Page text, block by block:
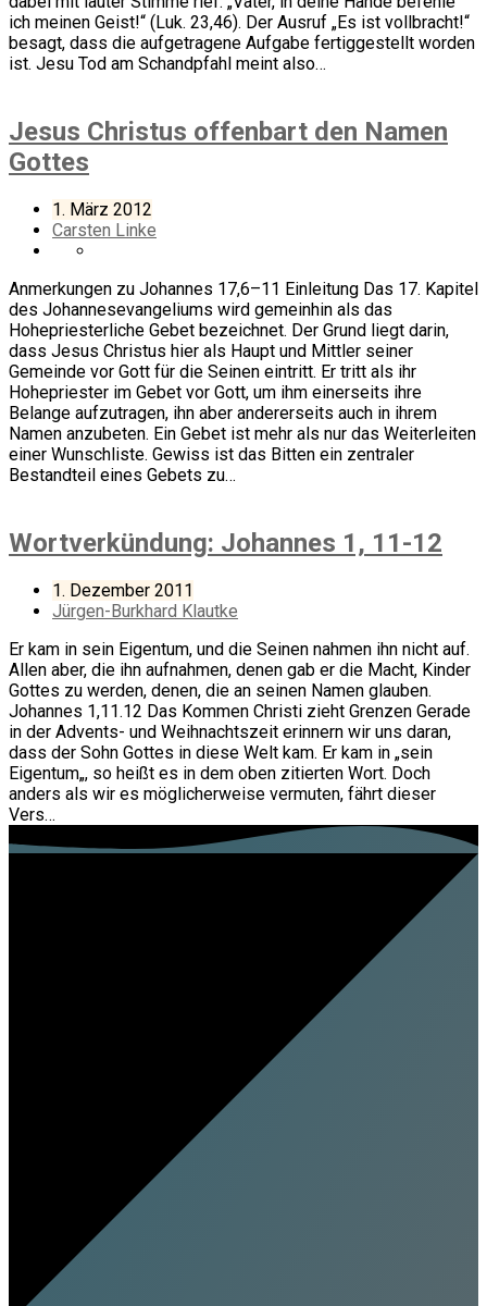
ich meinen Geist!“ (Luk. 23,46). Der Ausruf „Es ist vollbracht!“
besagt, dass die aufgetragene Aufgabe fertiggestellt worden
ist. Jesu Tod am Schandpfahl meint also…
Jesus Christus offenbart den Namen
Gottes
1. März 2012
Carsten Linke
Anmerkungen zu Johannes 17,6–11 Einleitung Das 17. Kapitel
des Johannesevangeliums wird gemeinhin als das
Hohepriesterliche Gebet bezeichnet. Der Grund liegt darin,
dass Jesus Christus hier als Haupt und Mittler seiner
Gemeinde vor Gott für die Seinen eintritt. Er tritt als ihr
Hohepriester im Gebet vor Gott, um ihm einerseits ihre
Belange aufzutragen, ihn aber andererseits auch in ihrem
Namen anzubeten. Ein Gebet ist mehr als nur das Weiterleiten
einer Wunschliste. Gewiss ist das Bitten ein zentraler
Bestandteil eines Gebets zu…
Wortverkündung: Johannes 1, 11-12
1. Dezember 2011
Jürgen-Burkhard Klautke
Er kam in sein Eigentum, und die Seinen nahmen ihn nicht auf.
Allen aber, die ihn aufnahmen, denen gab er die Macht, Kinder
Gottes zu werden, denen, die an seinen Namen glauben.
Johannes 1,11.12 Das Kommen Christi zieht Grenzen Gerade
in der Advents- und Weihnachtszeit erinnern wir uns daran,
dass der Sohn Gottes in diese Welt kam. Er kam in „sein
Eigentum„, so heißt es in dem oben zitierten Wort. Doch
anders als wir es möglicherweise vermuten, fährt dieser
Vers…